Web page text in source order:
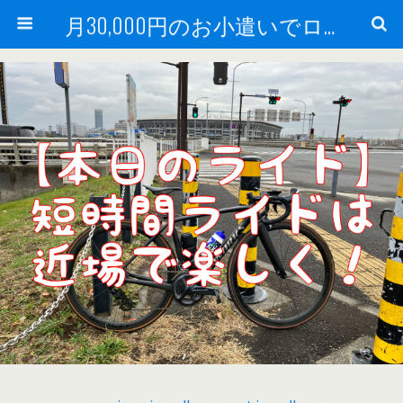
月30,000円のお小遣いでロードバイク